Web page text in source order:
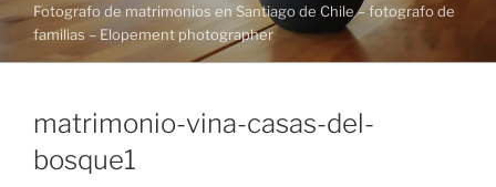
Fotografo de matrimonios en Santiago de Chile – fotografo de
familias – Elopement photographer
matrimonio-vina-casas-del-
bosque1